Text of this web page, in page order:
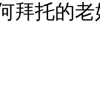
拜托的老